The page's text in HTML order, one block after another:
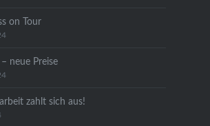
on Tour
neue Preise
zahlt sich aus!